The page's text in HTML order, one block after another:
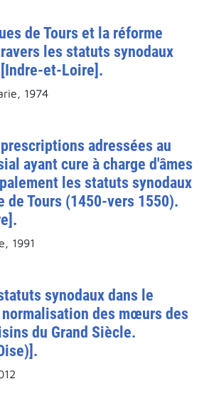
de Tours et la réforme
les statuts synodaux
et-Loire].
1974
adressées au
ayant cure à charge d'âmes
les statuts synodaux
de Tours (1450-vers 1550).
1991
synodaux dans le
des mœurs des
du Grand Siècle.